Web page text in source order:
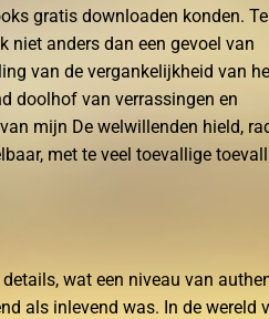
gratis downloaden konden.
niet anders dan een gevoel van
van de vergankelijkheid van
doolhof van verrassingen en
mijn De welwillenden hield,
met te veel toevallige
wat een niveau van
als inlevend was. In de wereld